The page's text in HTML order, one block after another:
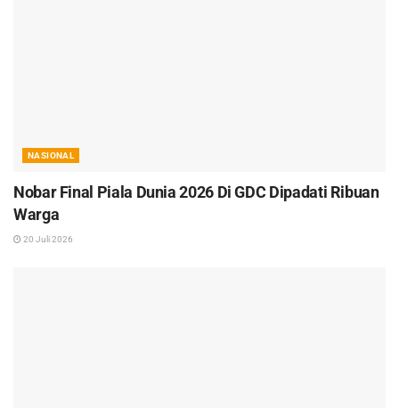
NASIONAL
Nobar Final Piala Dunia 2026 Di GDC Dipadati Ribuan
Warga
20 Juli 2026